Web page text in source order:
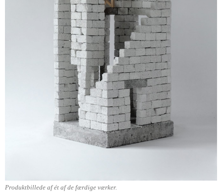
Produktbillede af ét af de færdige værker.